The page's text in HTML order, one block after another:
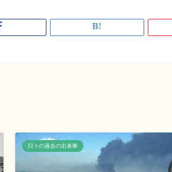
日々の過去の出来事